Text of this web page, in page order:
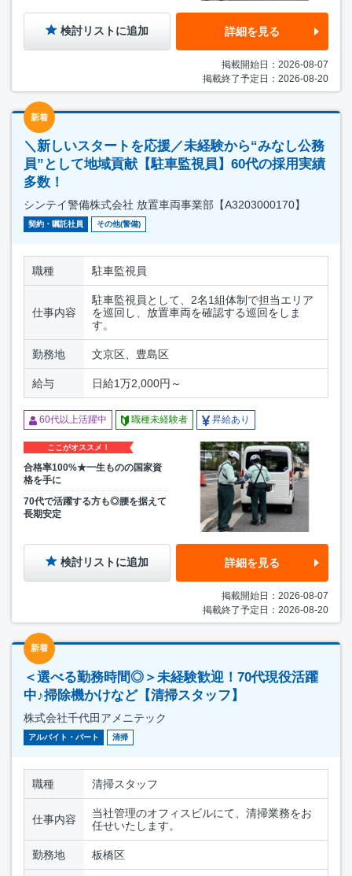
検討リストに追加 詳細を見る
掲載開始日：2026-08-07
掲載終了予定日：2026-08-20
新着
＼新しいスタートを応援／未経験から“みなし公務
員”として地域貢献【駐車監視員】60代の採用実績
多数！
シンテイ警備株式会社 放置車両事業部【A3203000170】
契約・嘱託社員 その他(警備)
職種 駐車監視員
仕事内容
駐車監視員として、2名1組体制で担当エリア
を巡回し、放置車両を確認する巡回をしま
す。
勤務地 文京区、豊島区
給与 日給1万2,000円～
60代以上活躍中 職種未経験者 昇給あり
ここがオススメ！
合格率100%★一生ものの国家資
格を手に
70代で活躍する方も◎腰を据えて
長期安定
検討リストに追加 詳細を見る
掲載開始日：2026-08-07
掲載終了予定日：2026-08-20
新着
＜選べる勤務時間◎＞未経験歓迎！70代現役活躍
中♪掃除機かけなど【清掃スタッフ】
株式会社千代田アメニテック
アルバイト・パート 清掃
職種 清掃スタッフ
仕事内容
当社管理のオフィスビルにて、清掃業務をお
任せいたします。
勤務地 板橋区